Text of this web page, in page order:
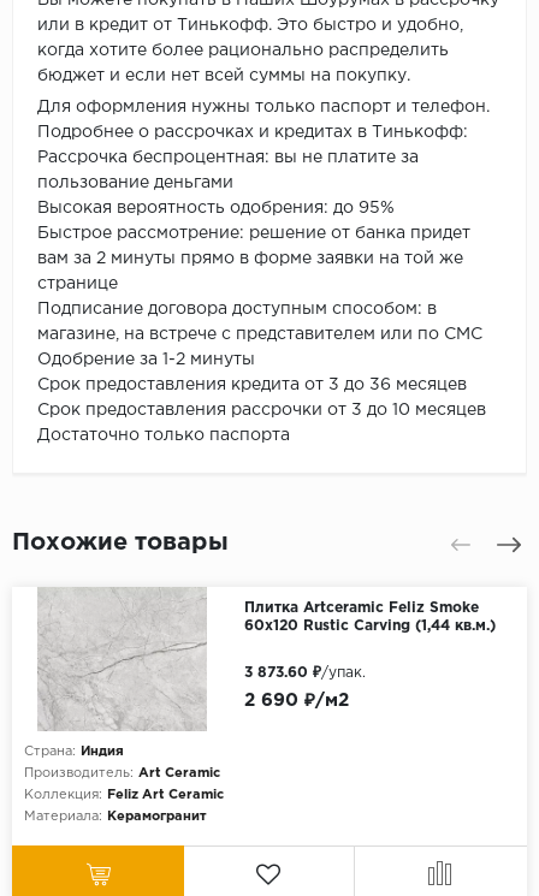
или в кредит от Тинькофф. Это быстро и удобно,
когда хотите более рационально распределить
бюджет и если нет всей суммы на покупку.
Для оформления нужны только паспорт и телефон.
Подробнее о рассрочках и кредитах в Тинькофф:
Рассрочка беспроцентная: вы не платите за
пользование деньгами
Высокая вероятность одобрения: до 95%
Быстрое рассмотрение: решение от банка придет
вам за 2 минуты прямо в форме заявки на той же
странице
Подписание договора доступным способом: в
магазине, на встрече с представителем или по СМС
Одобрение за 1-2 минуты
Срок предоставления кредита от 3 до 36 месяцев
Срок предоставления рассрочки от 3 до 10 месяцев
Достаточно только паспорта
Похожие товары
Плитка Artceramic Feliz Smoke
60x120 Rustic Carving (1,44 кв.м.)
Страна:
Индия
Производитель: Art Ceramic
Коллекция:
Feliz Art Ceramic
Материала:
Керамогранит
2 690 ₽/м2
3 873.60 ₽/упак.